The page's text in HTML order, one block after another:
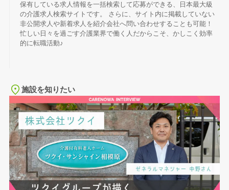
保有している求人情報を一括検索して応募ができる、日本最大級
の介護求人検索サイトです。 さらに、サイト内に掲載していない
非公開求人や新着求人を紹介会社へ問い合わせすることも可能！
忙しい日々を過ごす介護業界で働く人だからこそ、かしこく効率
的に転職活動♪
施設を知りたい